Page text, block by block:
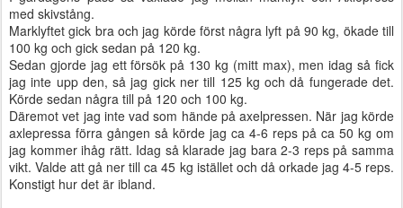
med skivstång.
Marklyftet gick bra och jag körde först några lyft på 90 kg, ökade till
100 kg och gick sedan på 120 kg.
Sedan gjorde jag ett försök på 130 kg (mitt max), men idag så fick
jag inte upp den, så jag gick ner till 125 kg och då fungerade det.
Körde sedan några till på 120 och 100 kg.
Däremot vet jag inte vad som hände på axelpressen. När jag körde
axlepressa förra gången så körde jag ca 4-6 reps på ca 50 kg om
jag kommer ihåg rätt. Idag så klarade jag bara 2-3 reps på samma
vikt. Valde att gå ner till ca 45 kg istället och då orkade jag 4-5 reps.
Konstigt hur det är ibland.